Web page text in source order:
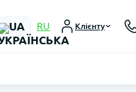
UA RU Клієнту